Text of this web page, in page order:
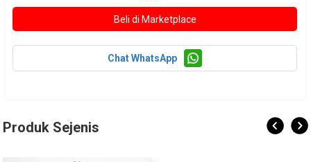
Chat WhatsApp
Produk Sejenis